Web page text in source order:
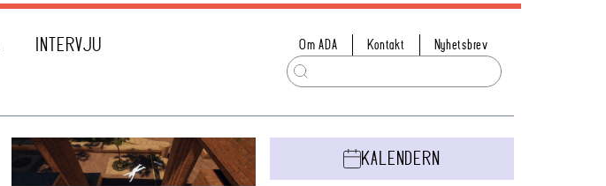
INTERVJU Om ADA Kontakt Nyhetsbrev
KALENDERN